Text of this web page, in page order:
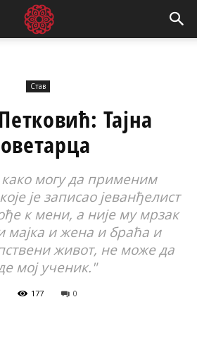
Став
Тајна
могу да применим
је записао јеванђелист
к мени, а није му мрзак
мајка и жена и браћа и
живот, не може да
мој ученик."
177 0